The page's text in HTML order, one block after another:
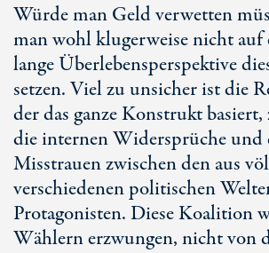
Würde man Geld verwetten
man wohl klugerweise nicht auf
lange Überlebensperspektive
setzen. Viel zu unsicher ist die
der das ganze Konstrukt
die internen Widersprüche und
Misstrauen zwischen den aus
verschiedenen politischen
Protagonisten. Diese Koalition
Wählern erzwungen, nicht von